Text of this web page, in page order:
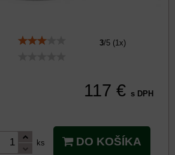
3/5 (1x)
117 € s DPH
ks DO KOŠÍKA